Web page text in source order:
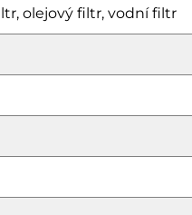
olejový filtr, vodní filtr